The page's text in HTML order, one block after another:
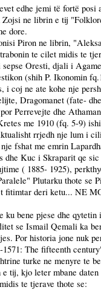
edhe jemi të fortë
ne librin e tij
dore.
Piron ne librin,
te cilet midis te
Oresti, djali i
(shih P.
coj ne ate kohe nje
Dragomanet (fate-
dhe
me 1910 (fq. 5-9)
rrjedh nje lum
fshat me emrin
dhe Kuc i Skraparit qe
( 1885- 1925),
Plutarku thote
fitimtar deri ketu...
bene pjese dhe
se Ismail Qemali ka
Por historia jone nuk
The fifteenth
turke ne menyre te
tij, kjo leter mbane daten
te tjerave thote se: